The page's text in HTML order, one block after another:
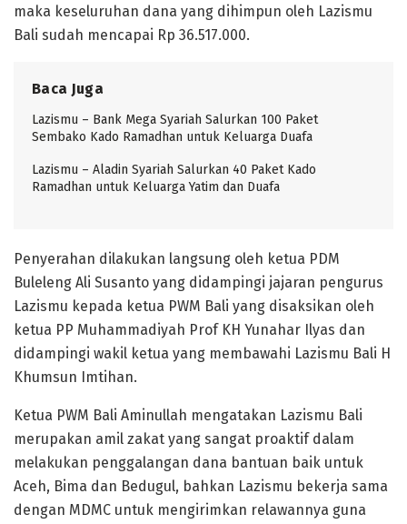
maka keseluruhan dana yang dihimpun oleh Lazismu
Bali sudah mencapai Rp 36.517.000.
Baca Juga
Lazismu – Bank Mega Syariah Salurkan 100 Paket
Sembako Kado Ramadhan untuk Keluarga Duafa
Lazismu – Aladin Syariah Salurkan 40 Paket Kado
Ramadhan untuk Keluarga Yatim dan Duafa
Penyerahan dilakukan langsung oleh ketua PDM
Buleleng Ali Susanto yang didampingi jajaran pengurus
Lazismu kepada ketua PWM Bali yang disaksikan oleh
ketua PP Muhammadiyah Prof KH Yunahar Ilyas dan
didampingi wakil ketua yang membawahi Lazismu Bali H
Khumsun Imtihan.
Ketua PWM Bali Aminullah mengatakan Lazismu Bali
merupakan amil zakat yang sangat proaktif dalam
melakukan penggalangan dana bantuan baik untuk
Aceh, Bima dan Bedugul, bahkan Lazismu bekerja sama
dengan MDMC untuk mengirimkan relawannya guna